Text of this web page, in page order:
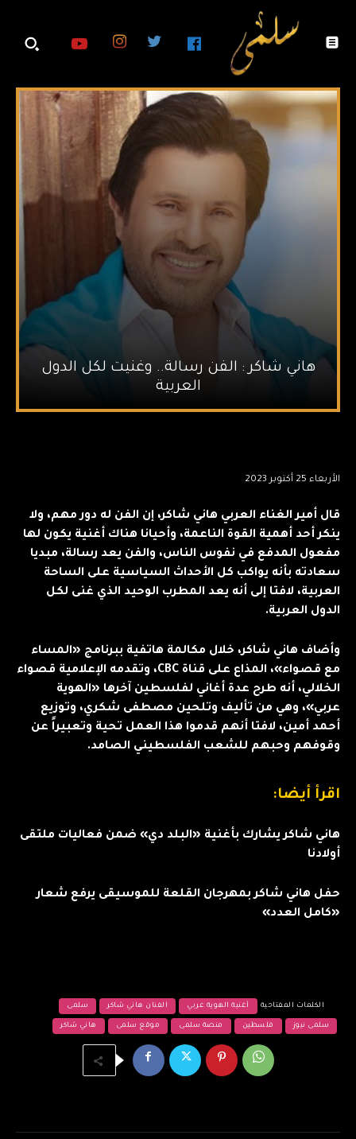
هاني شاكر : الفن رسالة.. وغنيت لكل الدول
العربية
الأربعاء 25 أكتوبر 2023
قال أمير الغناء العربي هاني شاكر، إن الفن له دور مهم، ولا
ينكر أحد أهمية القوة الناعمة، وأحيانا هناك أغنية يكون لها
مفعول المدفع في نفوس الناس، والفن يعد رسالة، مبديا
سعادته بأنه يواكب كل الأحداث السياسية على الساحة
العربية، لافتا إلى أنه يعد المطرب الوحيد الذي غنى لكل
الدول العربية.
وأضاف هاني شاكر، خلال مكالمة هاتفية ببرنامج «المساء
مع قصواء»، المذاع على قناة CBC، وتقدمه الإعلامية قصواء
الخلالي، أنه طرح عدة أغاني لفلسطين آخرها «الهوية
عربي»، وهي من تأليف وتلحين مصطفى شكري، وتوزيع
أحمد أمين، لافتا أنهم قدموا هذا العمل تحية وتعبيراً عن
وقوفهم وحبهم للشعب الفلسطيني الصامد.
اقرأ أيضا:
هاني شاكر يشارك بأغنية «البلد دي» ضمن فعاليات ملتقى
أولادنا
حفل هاني شاكر بمهرجان القلعة للموسيقى يرفع شعار
«كامل العدد»
الكلمات المفتاحية أغنية الهوية عربي الفنان هاني شاكر سلمى
سلمى نيوز فلسطين منصة سلمى موقع سلمى هاني شاكر